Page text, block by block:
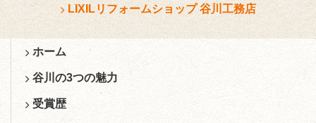
LIXILリフォームショップ 谷川工務店
ホーム
谷川の3つの魅力
受賞歴